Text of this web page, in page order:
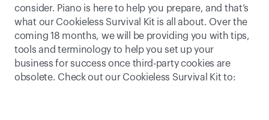
consider. Piano is here to help you prepare, and that’s
what our Cookieless Survival Kit is all about. Over the
coming 18 months, we will be providing you with tips,
tools and terminology to help you set up your
business for success once third-party cookies are
obsolete. Check out our Cookieless Survival Kit to: